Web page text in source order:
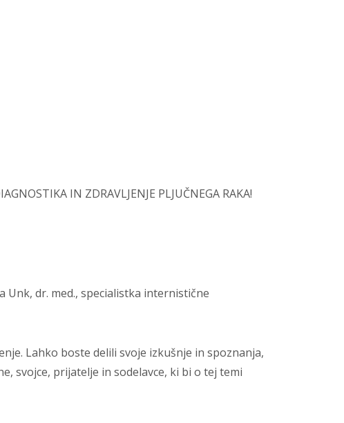
IN ZDRAVLJENJE PLJUČNEGA RAKA!
Unk, dr. med., specialistka internistične
Lahko boste delili svoje izkušnje in spoznanja,
svojce, prijatelje in sodelavce, ki bi o tej temi